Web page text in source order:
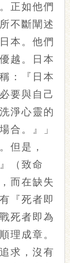
正如他們
不斷闡述
本。他們
越。日本
：『日本
要與自己
淨心靈的
合。』」
但是，
（致命
而在缺失
『死者即
死者即為
理成章。
求，沒有